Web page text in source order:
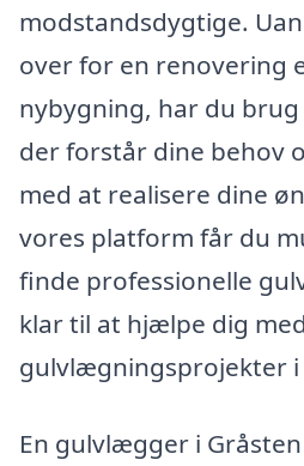
modstandsdygtige.
over for en renovering
nybygning, har du
der forstår dine behov
med at realisere dine
vores platform får du
finde professionelle
klar til at hjælpe dig
gulvlægningsprojekter i
En gulvlægger i